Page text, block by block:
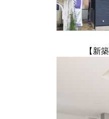
【新